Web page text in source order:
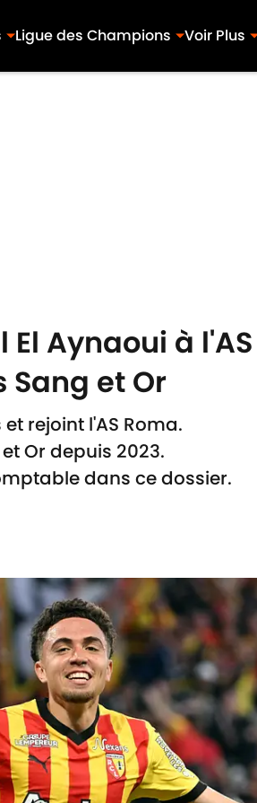
Ligue des Champions Voir Plus
El Aynaoui à
et Or
rejoint l'AS Roma.
Or depuis 2023.
dans ce dossier.